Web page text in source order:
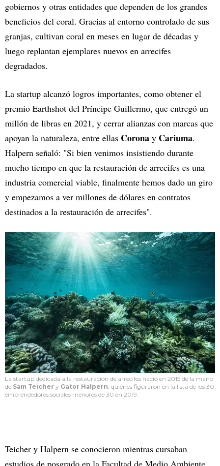
gobiernos y otras entidades que dependen de los grandes
beneficios del coral. Gracias al entorno controlado de sus
granjas, cultivan coral en meses en lugar de décadas y
luego replantan ejemplares nuevos en arrecifes
degradados.
La startup alcanzó logros importantes, como obtener el
premio Earthshot del Príncipe Guillermo, que entregó un
millón de libras en 2021, y cerrar alianzas con marcas que
apoyan la naturaleza, entre ellas Corona y Cariuma.
Halpern señaló: "Si bien venimos insistiendo durante
mucho tiempo en que la restauración de arrecifes es una
industria comercial viable, finalmente hemos dado un giro
y empezamos a ver millones de dólares en contratos
destinados a la restauración de arrecifes".
La startup dedicada a la restauración de arrecifes nació en 2015 de la mano
de Sam Teicher y Gator Halpern , quienes figuraron en la lista de los 30
emprendedores sociales menores de 30 en 2019.
Teicher y Halpern se conocieron mientras cursaban
estudios de posgrado en la Facultad de Medio Ambiente